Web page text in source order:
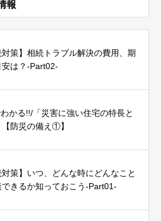
報
対策】相続トラブル解決の費用、期
安は？-Part02-
かる!!/「災害に強い住宅の特長と
防災の備え①】
対策】いつ、どんな時にどんなこと
きるか知っておこう-Part01-